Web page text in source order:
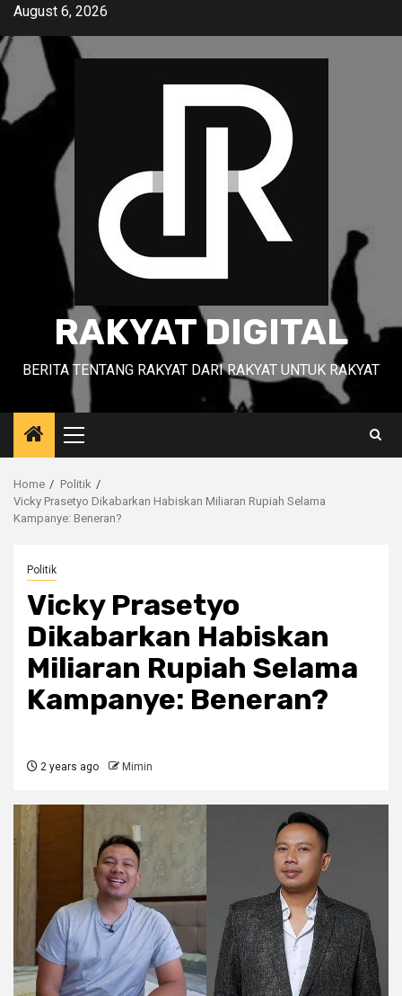
Skip
content
August 6, 2026
RAKYAT DIGITAL
BERITA TENTANG RAKYAT DARI RAKYAT UNTUK RAKYAT
Primary
Menu
Home
Politik
Vicky Prasetyo Dikabarkan Habiskan Miliaran Rupiah Selama
Kampanye: Beneran?
Politik
Vicky Prasetyo
Dikabarkan Habiskan
Miliaran Rupiah Selama
Kampanye: Beneran?
2 years ago Mimin